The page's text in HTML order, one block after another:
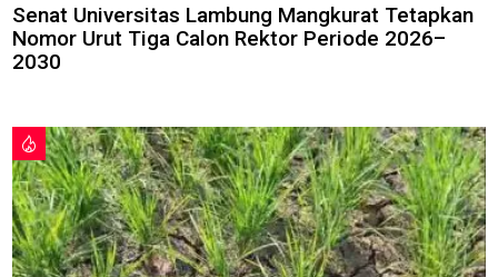
Senat Universitas Lambung Mangkurat Tetapkan
Nomor Urut Tiga Calon Rektor Periode 2026–
2030